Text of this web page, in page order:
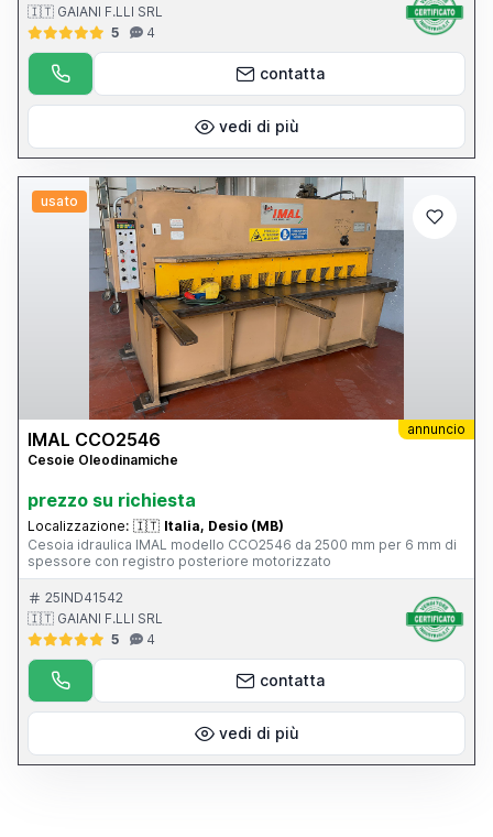
🇮🇹 GAIANI F.LLI SRL
5
4
contatta
vedi di più
usato
annuncio
IMAL CCO2546
Cesoie Oleodinamiche
prezzo su richiesta
Localizzazione: 🇮🇹 Italia, Desio (MB)
Cesoia idraulica IMAL modello CCO2546 da 2500 mm per 6 mm di
spessore con registro posteriore motorizzato
25IND41542
🇮🇹 GAIANI F.LLI SRL
5
4
contatta
vedi di più